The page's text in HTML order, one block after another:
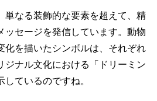
単なる装飾的な要素を超えて、精
ッセージを発信しています。動物
化を描いたシンボルは、それぞれ
ジナル文化における「ドリーミン
ているのですね。